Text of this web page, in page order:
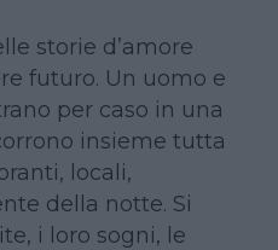
storie d’amore
futuro. Un uomo e
per caso in una
insieme tutta
locali,
della notte. Si
i loro sogni, le